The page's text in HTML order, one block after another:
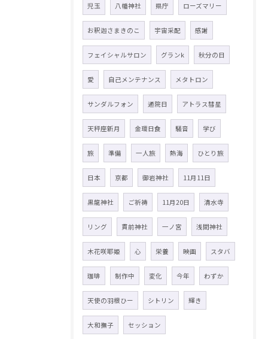
児玉 八幡神社 県庁 ローズマリー
お釈迦さまきのこ 宇宙采配 感謝
フェイシャルサロン グランk 秋分の日
愛 自己メンテナンス メタトロン
サンダルフォン 通院日 アトラス彗星
天秤座新月 金環日食 騒音 学び
旅 準備 一人旅 熱海 ひとり旅
日本 京都 御岩神社 11月11日
黒龍神社 ご祈祷 11月20日 清水寺
リング 貫前神社 一ノ宮 浅間神社
木花咲耶姫 心 栄養 映画 スタバ
珈琲 制作中 変化 今年 わずか
天使の羽根ひー シトリン 輝き
大和撫子 セッション